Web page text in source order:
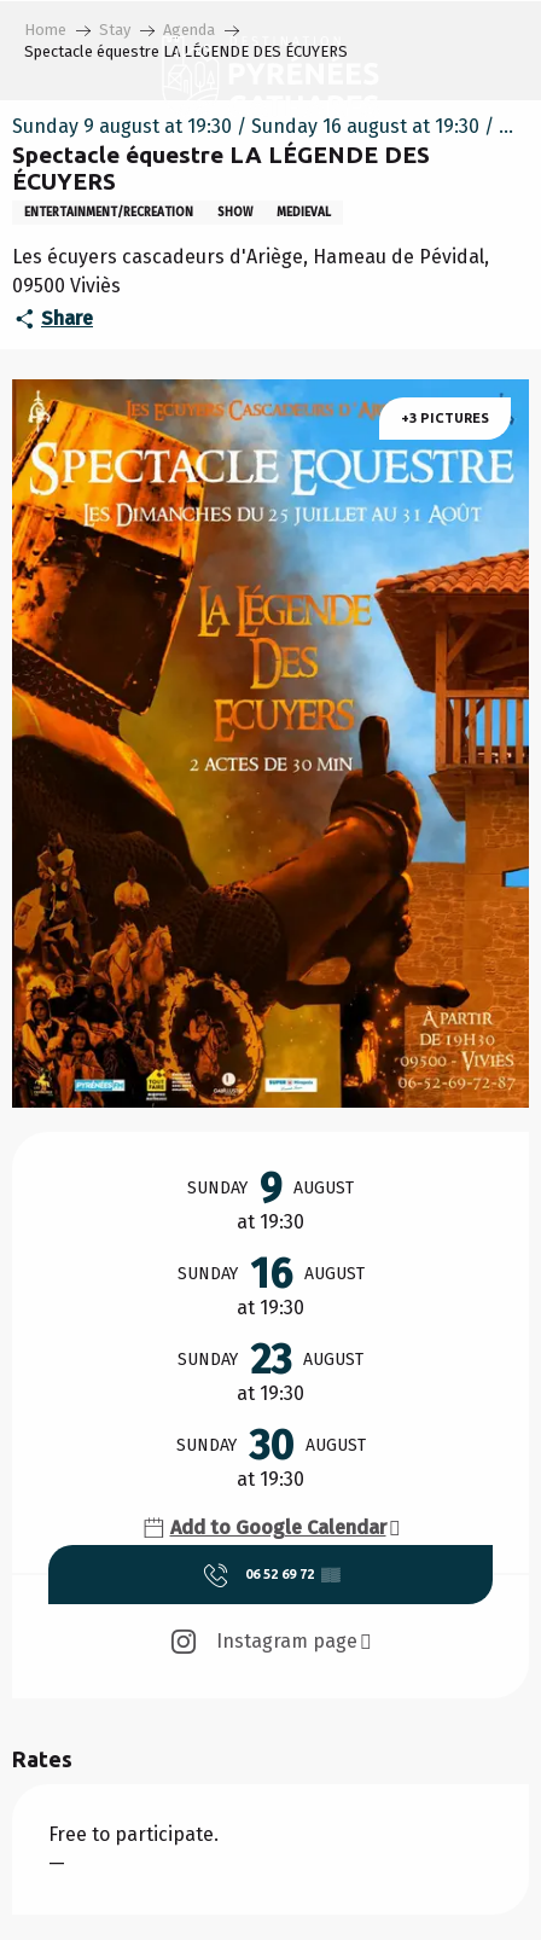
Home Stay
Agenda
Spectacle équestre LA LÉGENDE DES ÉCUYERS
Sunday 9 august at 19:30 / Sunday 16 august at 19:30 / ...
Spectacle équestre LA LÉGENDE DES
ÉCUYERS
ENTERTAINMENT/RECREATION SHOW MEDIEVAL
Les écuyers cascadeurs d'Ariège, Hameau de Pévidal,
09500 Viviès
Share
+3 PICTURES
SUNDAY 9 AUGUST
at 19:30
SUNDAY 16 AUGUST
at 19:30
SUNDAY 23 AUGUST
at 19:30
SUNDAY 30 AUGUST
at 19:30
Add to Google Calendar
06 52 69 72 ▒▒
Instagram page
Rates
Free to participate.
—